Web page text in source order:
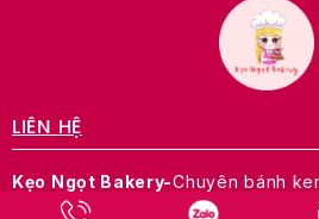
LIÊN HỆ
Kẹo Ngọt Bakery-Chuyên bánh
rút tiền, bánh kem thần tài khai